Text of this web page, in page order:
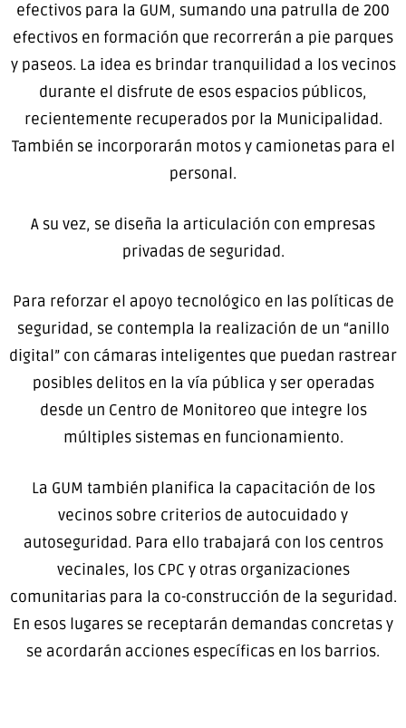
efectivos para la GUM, sumando una patrulla de 200
efectivos en formación que recorrerán a pie parques
y paseos. La idea es brindar tranquilidad a los vecinos
durante el disfrute de esos espacios públicos,
recientemente recuperados por la Municipalidad.
También se incorporarán motos y camionetas para el
personal.
A su vez, se diseña la articulación con empresas
privadas de seguridad.
Para reforzar el apoyo tecnológico en las políticas de
seguridad, se contempla la realización de un “anillo
digital” con cámaras inteligentes que puedan rastrear
posibles delitos en la vía pública y ser operadas
desde un Centro de Monitoreo que integre los
múltiples sistemas en funcionamiento.
La GUM también planifica la capacitación de los
vecinos sobre criterios de autocuidado y
autoseguridad. Para ello trabajará con los centros
vecinales, los CPC y otras organizaciones
comunitarias para la co-construcción de la seguridad.
En esos lugares se receptarán demandas concretas y
se acordarán acciones específicas en los barrios.